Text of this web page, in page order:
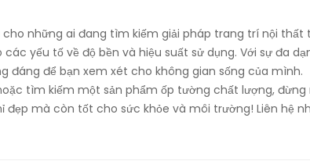
những ai đang tìm kiếm giải pháp trang trí nội thất
yếu tố về độ bền và hiệu suất sử dụng. Với sự đa
đáng để bạn xem xét cho không gian sống của mình.
tìm kiếm một sản phẩm ốp tường chất lượng, đừng
mà còn tốt cho sức khỏe và môi trường! Liên hệ